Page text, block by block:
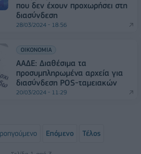
που δεν έχουν προχωρήσει στη
διασύνδεση
28/03/2024 - 18:56
ΟΙΚΟΝΟΜΙΑ
ΑΑΔΕ: Διαθέσιμα τα
προσυμπληρωμένα αρχεία για
διασύνδεση POS-ταμειακών
20/03/2024 - 11:29
Επόμενο Τέλος